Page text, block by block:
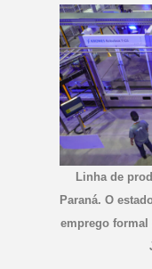
Linha de
Paraná. O
emprego formal